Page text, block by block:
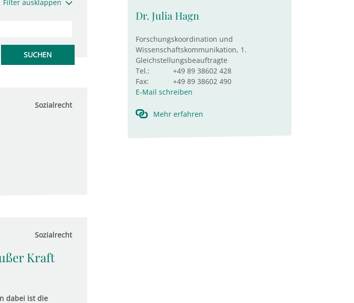
Filter ausklappen
Sozialrecht
Sozialrecht
Kraft
dabei ist die
Dr. Julia Hagn
Forschungskoordination und
Wissenschaftskommunikation, 1.
Gleichstellungsbeauftragte
Tel.:
+49 89 38602 428
Fax:
+49 89 38602 490
E-Mail schreiben
Mehr erfahren